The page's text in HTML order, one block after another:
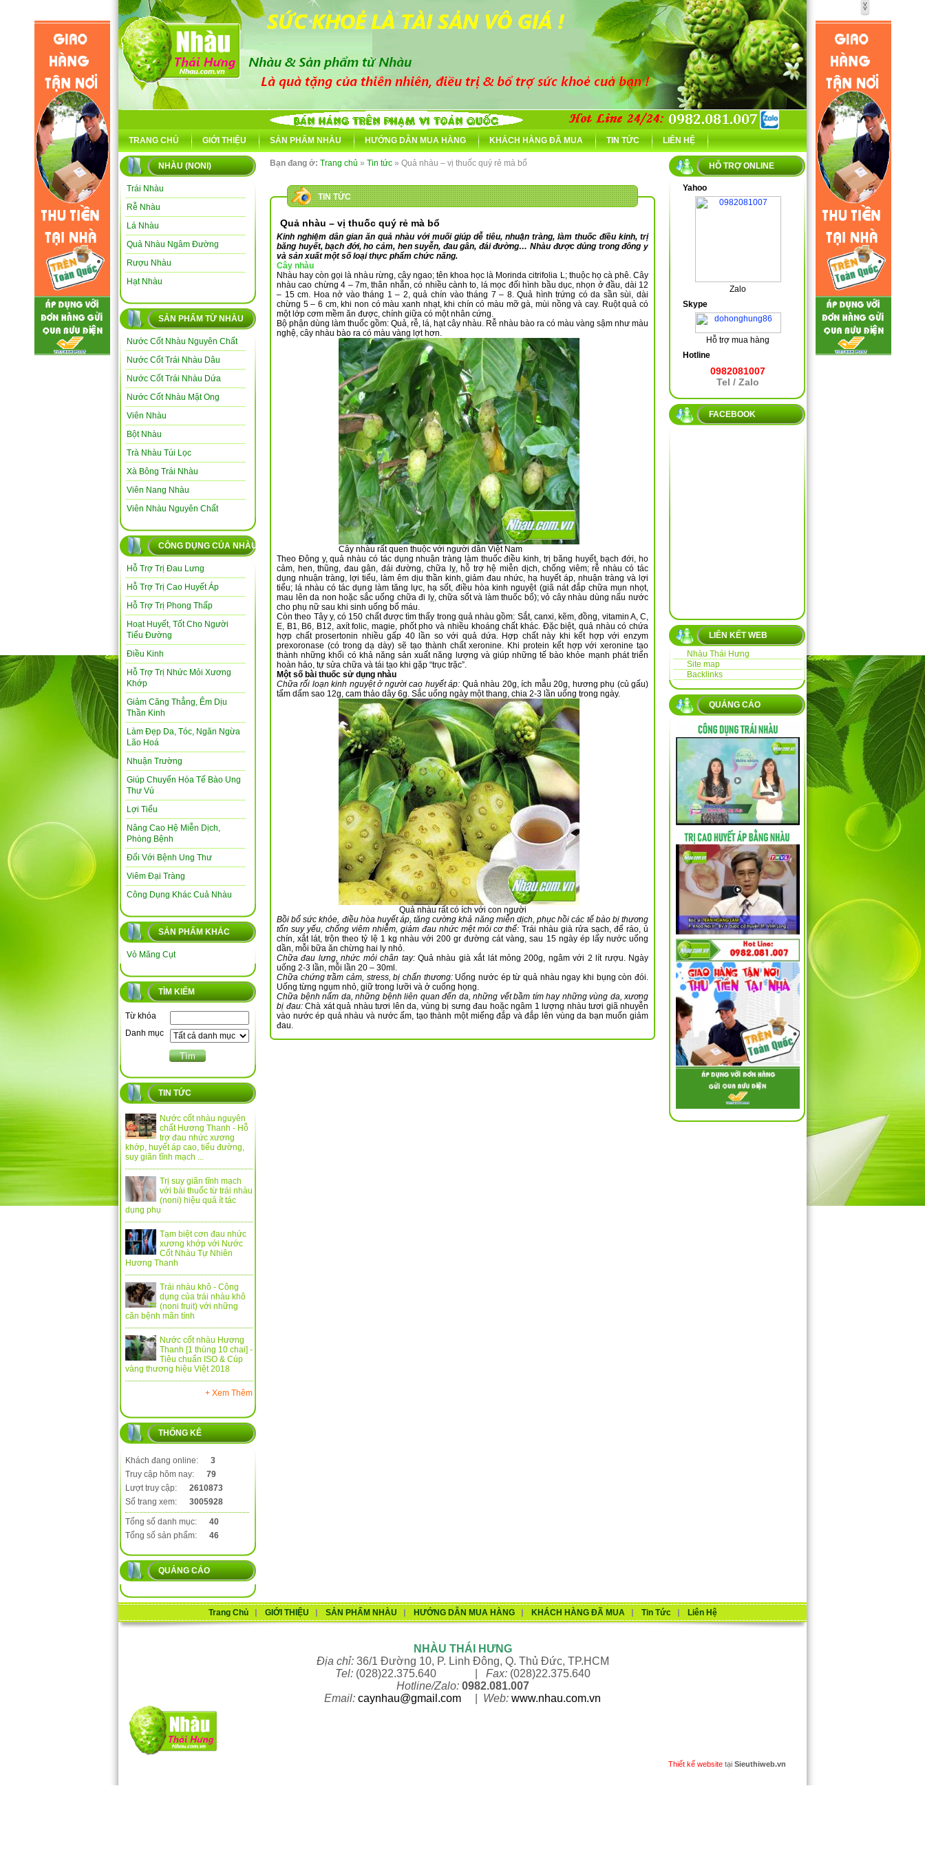
TRANG CHỦ GIỚI THIỆU SẢN PHẨM NHÀU HƯỚNG DẪN MUA HÀNG KHÁCH HÀNG ĐÃ MUA TIN TỨC LIÊN HỆ
NHÀU (NONI)
Trái Nhàu
Rễ Nhàu
Lá Nhàu
Quả Nhàu Ngâm Đường
Rượu Nhàu
Hạt Nhàu
SẢN PHẨM TỪ NHÀU
Nước Cốt Nhàu Nguyên Chất
Nước Cốt Trái Nhàu Dâu
Nước Cốt Trái Nhàu Dứa
Nước Cốt Nhàu Mật Ong
Viên Nhàu
Bột Nhàu
Trà Nhàu Túi Lọc
Xà Bông Trái Nhàu
Viên Nang Nhàu
Viên Nhàu Nguyên Chất
CÔNG DỤNG CỦA NHÀU
Hỗ Trợ Trị Đau Lưng
Hỗ Trợ Trị Cao Huyết Áp
Hỗ Trợ Trị Phong Thấp
Hoạt Huyết, Tốt Cho Người
Tiểu Đường
Điều Kinh
Hỗ Trợ Trị Nhức Mỏi Xương
Khớp
Giảm Căng Thẳng, Êm Dịu
Thần Kinh
Làm Đẹp Da, Tóc, Ngăn Ngừa
Lão Hoá
Nhuận Trường
Giúp Chuyển Hóa Tế Bào Ung
Thư Vú
Lợi Tiểu
Nâng Cao Hệ Miễn Dịch,
Phòng Bệnh
Đối Với Bệnh Ung Thư
Viêm Đại Tràng
Công Dụng Khác Cuả Nhàu
SẢN PHẨM KHÁC
Vỏ Măng Cụt
TÌM KIẾM
Từ khóa
Danh mục
TIN TỨC
Nước cốt nhàu nguyên
chất Hương Thanh - Hỗ
trợ đau nhức xương
khớp, huyết áp cao, tiểu đường,
suy giãn tĩnh mạch ...
Trị suy giãn tĩnh mạch
với bài thuốc từ trái nhàu
(noni) hiệu quả ít tác
dụng phụ
Tạm biệt cơn đau nhức
xương khớp với Nước
Cốt Nhàu Tự Nhiên
Hương Thanh
Trái nhàu khô - Công
dụng của trái nhàu khô
(noni fruit) với những
căn bệnh mãn tính
Nước cốt nhàu Hương
Thanh [1 thùng 10 chai] -
Tiêu chuẩn ISO & Cúp
vàng thương hiệu Việt 2018
+ Xem Thêm
THỐNG KÊ
Khách đang online:
3
Truy cập hôm nay:
79
Lượt truy cập:
2610873
Số trang xem:
3005928
Tổng số danh mục:
40
Tổng số sản phẩm:
46
QUẢNG CÁO
Bạn đang ở: Trang chủ » Tin tức » Quả nhàu – vị thuốc quý rẻ mà bổ
TIN TỨC
Quả nhàu – vị thuốc quý rẻ mà bổ
Kinh nghiệm dân gian ăn quả nhàu với muối giúp dễ tiêu, nhuận tràng, làm thuốc điều kinh, trị
băng huyết, bạch đới, ho cảm, hen suyễn, đau gân, đái đường… Nhàu được dủng trong đông y
và sản xuất một số loại thực phẩm chức năng.
Cây nhàu
Nhàu hay còn gọi là nhàu rừng, cây ngao; tên khoa học là Morinda citrifolia L; thuộc họ cà phê. Cây
nhàu cao chừng 4 – 7m, thân nhẵn, có nhiều cành to, lá mọc đối hình bầu dục, nhọn ở đầu, dài 12
– 15 cm. Hoa nở vào tháng 1 – 2, quả chín vào tháng 7 – 8. Quả hình trứng có da sần sùi, dài
chừng 5 – 6 cm, khi non có màu xanh nhạt, khi chín có màu mỡ gà, mùi nồng và cay. Ruột quả có
một lớp cơm mềm ăn được, chính giữa có một nhân cứng.
Bộ phận dùng làm thuốc gồm: Quả, rễ, lá, hạt cây nhàu. Rễ nhàu bào ra có màu vàng sậm như màu
nghệ, cây nhàu bào ra có màu vàng lợt hơn.
Cây nhàu rất quen thuộc với người dân Việt Nam
Theo Đông y, quả nhàu có tác dụng nhuận tràng làm thuốc điều kinh, trị băng huyết, bạch đới, ho
cảm, hen, thũng, đau gân, đái đường, chữa lỵ, hỗ trợ hệ miễn dịch, chống viêm; rễ nhàu có tác
dụng nhuận tràng, lợi tiểu, làm êm dịu thần kinh, giảm đau nhức, hạ huyết áp, nhuận tràng và lợi
tiểu; lá nhàu có tác dụng làm tăng lực, hạ sốt, điều hòa kinh nguyệt (giã nát đắp chữa mụn nhọt,
mau lên da non hoặc sắc uống chữa đi lỵ, chữa sốt và làm thuốc bổ); vỏ cây nhàu dùng nấu nước
cho phụ nữ sau khi sinh uống bổ máu.
Còn theo Tây y, có 150 chất được tìm thấy trong quả nhàu gồm: Sắt, canxi, kẽm, đồng, vitamin A, C,
E, B1, B6, B12, axít folic, magie, phốt pho và nhiều khoáng chất khác. Đặc biệt, quả nhàu có chứa
hợp chất prosertonin nhiều gấp 40 lần so với quả dứa. Hợp chất này khi kết hợp với enzym
prexoronase (có trong dạ dày) sẽ tạo thành chất xeronine. Khi protein kết hợp với xeronine tạo
thành những khối có khả năng sản xuất năng lượng và giúp những tế bào khỏe mạnh phát triển
hoàn hảo, tự sửa chữa và tái tạo khi gặp “trục trặc”.
Một số bài thuốc sử dụng nhàu
Chữa rối loạn kinh nguyệt ở người cao huyết áp: Quả nhàu 20g, ích mẫu 20g, hương phụ (củ gấu)
tẩm dấm sao 12g, cam thảo dây 6g. Sắc uống ngày một thang, chia 2-3 lần uống trong ngày.
Quả nhàu rất có ích với con người
Bồi bổ sức khỏe, điều hòa huyết áp, tăng cường khả năng miễn dịch, phục hồi các tế bào bị thương
tổn suy yếu, chống viêm nhiễm, giảm đau nhức mệt mỏi cơ thể: Trái nhàu già rửa sạch, để ráo, ủ
chín, xắt lát, trộn theo tỷ lệ 1 kg nhàu với 200 gr đường cát vàng, sau 15 ngày ép lấy nước uống
dần, mỗi bữa ăn chừng hai ly nhỏ.
Chữa đau lưng, nhức mỏi chân tay:Quả nhàu già xắt lát mỏng 200g, ngâm với 2 lít rượu. Ngày
uống 2-3 lần, mỗi lần 20 – 30ml.
Chữa chứng trầm cảm, stress, bị chấn thương:Uống nước ép từ quả nhàu ngay khi bụng còn đói.
Uống từng ngụm nhỏ, giữ trong lưỡi và ở cuống họng.
Chữa bệnh nấm da, những bệnh liên quan đến da, những vết bầm tím hay những vùng da, xương
bị đau:Chà xát quả nhàu tươi lên da, vùng bị sưng đau hoặc ngâm 1 lượng nhàu tươi giã nhuyễn
vào nước ép quả nhàu và nước ấm, tạo thành một miếng đắp và đắp lên vùng da bạn muốn giảm
đau.
HỖ TRỢ ONLINE
Yahoo
Zalo
Skype
Hỗ trợ mua hàng
Hotline
0982081007
Tel / Zalo
FACEBOOK
LIÊN KẾT WEB
Nhàu Thái Hưng
Site map
Backlinks
QUẢNG CÁO
Trang Chủ GIỚI THIỆU SẢN PHẨM NHÀU HƯỚNG DẪN MUA HÀNG KHÁCH HÀNG ĐÃ MUA Tin Tức Liên Hệ
NHÀU THÁI HƯNG
Địa chỉ:36/1 Đường 10, P. Linh Đông, Q. Thủ Đức, TP.HCM
Tel:(028)22.375.640 | Fax:(028)22.375.640
Hotline/Zalo: 0982.081.007
Email: caynhau@gmail.com Web: www.nhau.com.vn
Thiết kế website tại Sieuthiweb.vn